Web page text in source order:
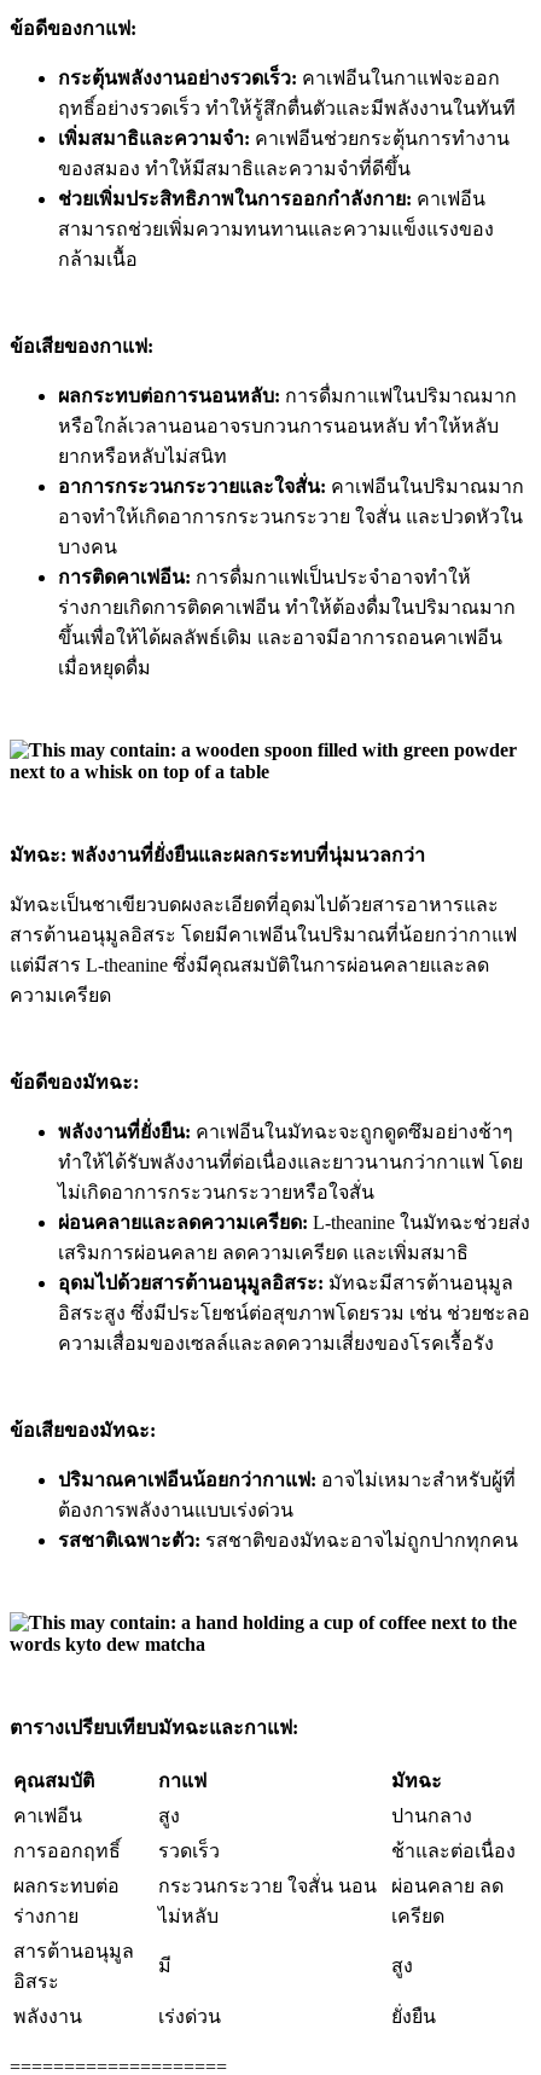
ข้อดีของกาแฟ:
กระตุ้นพลังงานอย่างรวดเร็ว: คาเฟอีนในกาแฟจะออก
ฤทธิ์อย่างรวดเร็ว ทำให้รู้สึกตื่นตัวและมีพลังงานในทันที
เพิ่มสมาธิและความจำ: คาเฟอีนช่วยกระตุ้นการทำงาน
ของสมอง ทำให้มีสมาธิและความจำที่ดีขึ้น
ช่วยเพิ่มประสิทธิภาพในการออกกำลังกาย: คาเฟอีน
สามารถช่วยเพิ่มความทนทานและความแข็งแรงของ
กล้ามเนื้อ
ข้อเสียของกาแฟ:
ผลกระทบต่อการนอนหลับ: การดื่มกาแฟในปริมาณมาก
หรือใกล้เวลานอนอาจรบกวนการนอนหลับ ทำให้หลับ
ยากหรือหลับไม่สนิท
อาการกระวนกระวายและใจสั่น: คาเฟอีนในปริมาณมาก
อาจทำให้เกิดอาการกระวนกระวาย ใจสั่น และปวดหัวใน
บางคน
การติดคาเฟอีน: การดื่มกาแฟเป็นประจำอาจทำให้
ร่างกายเกิดการติดคาเฟอีน ทำให้ต้องดื่มในปริมาณมาก
ขึ้นเพื่อให้ได้ผลลัพธ์เดิม และอาจมีอาการถอนคาเฟอีน
เมื่อหยุดดื่ม
มัทฉะ: พลังงานที่ยั่งยืนและผลกระทบที่นุ่มนวลกว่า
มัทฉะเป็นชาเขียวบดผงละเอียดที่อุดมไปด้วยสารอาหารและ
สารต้านอนุมูลอิสระ โดยมีคาเฟอีนในปริมาณที่น้อยกว่ากาแฟ
แต่มีสาร L-theanine ซึ่งมีคุณสมบัติในการผ่อนคลายและลด
ความเครียด
ข้อดีของมัทฉะ:
พลังงานที่ยั่งยืน: คาเฟอีนในมัทฉะจะถูกดูดซึมอย่างช้าๆ
ทำให้ได้รับพลังงานที่ต่อเนื่องและยาวนานกว่ากาแฟ โดย
ไม่เกิดอาการกระวนกระวายหรือใจสั่น
ผ่อนคลายและลดความเครียด: L-theanine ในมัทฉะช่วยส่ง
เสริมการผ่อนคลาย ลดความเครียด และเพิ่มสมาธิ
อุดมไปด้วยสารต้านอนุมูลอิสระ: มัทฉะมีสารต้านอนุมูล
อิสระสูง ซึ่งมีประโยชน์ต่อสุขภาพโดยรวม เช่น ช่วยชะลอ
ความเสื่อมของเซลล์และลดความเสี่ยงของโรคเรื้อรัง
ข้อเสียของมัทฉะ:
ปริมาณคาเฟอีนน้อยกว่ากาแฟ: อาจไม่เหมาะสำหรับผู้ที่
ต้องการพลังงานแบบเร่งด่วน
รสชาติเฉพาะตัว: รสชาติของมัทฉะอาจไม่ถูกปากทุกคน
ตารางเปรียบเทียบมัทฉะและกาแฟ:
คุณสมบัติ กาแฟ
มัทฉะ
คาเฟอีน
สูง
ปานกลาง
การออกฤทธิ์
รวดเร็ว
ช้าและต่อเนื่อง
ผลกระทบต่อ
ร่างกาย
กระวนกระวาย ใจสั่น นอน
ไม่หลับ
ผ่อนคลาย ลด
เครียด
สารต้านอนุมูล
อิสระ
มี สูง
พลังงาน เร่งด่วน ยั่งยืน
====================